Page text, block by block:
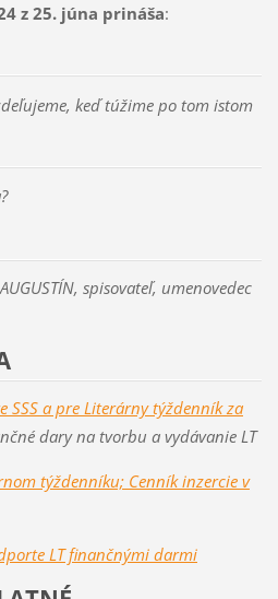
z 25. júna prináša:
keď túžime po tom istom
spisovateľ, umenovedec
SSS a pre Literárny týždenník za
dary na tvorbu a vydávanie LT
týždenníku; Cenník inzercie v
LT finančnými darmi